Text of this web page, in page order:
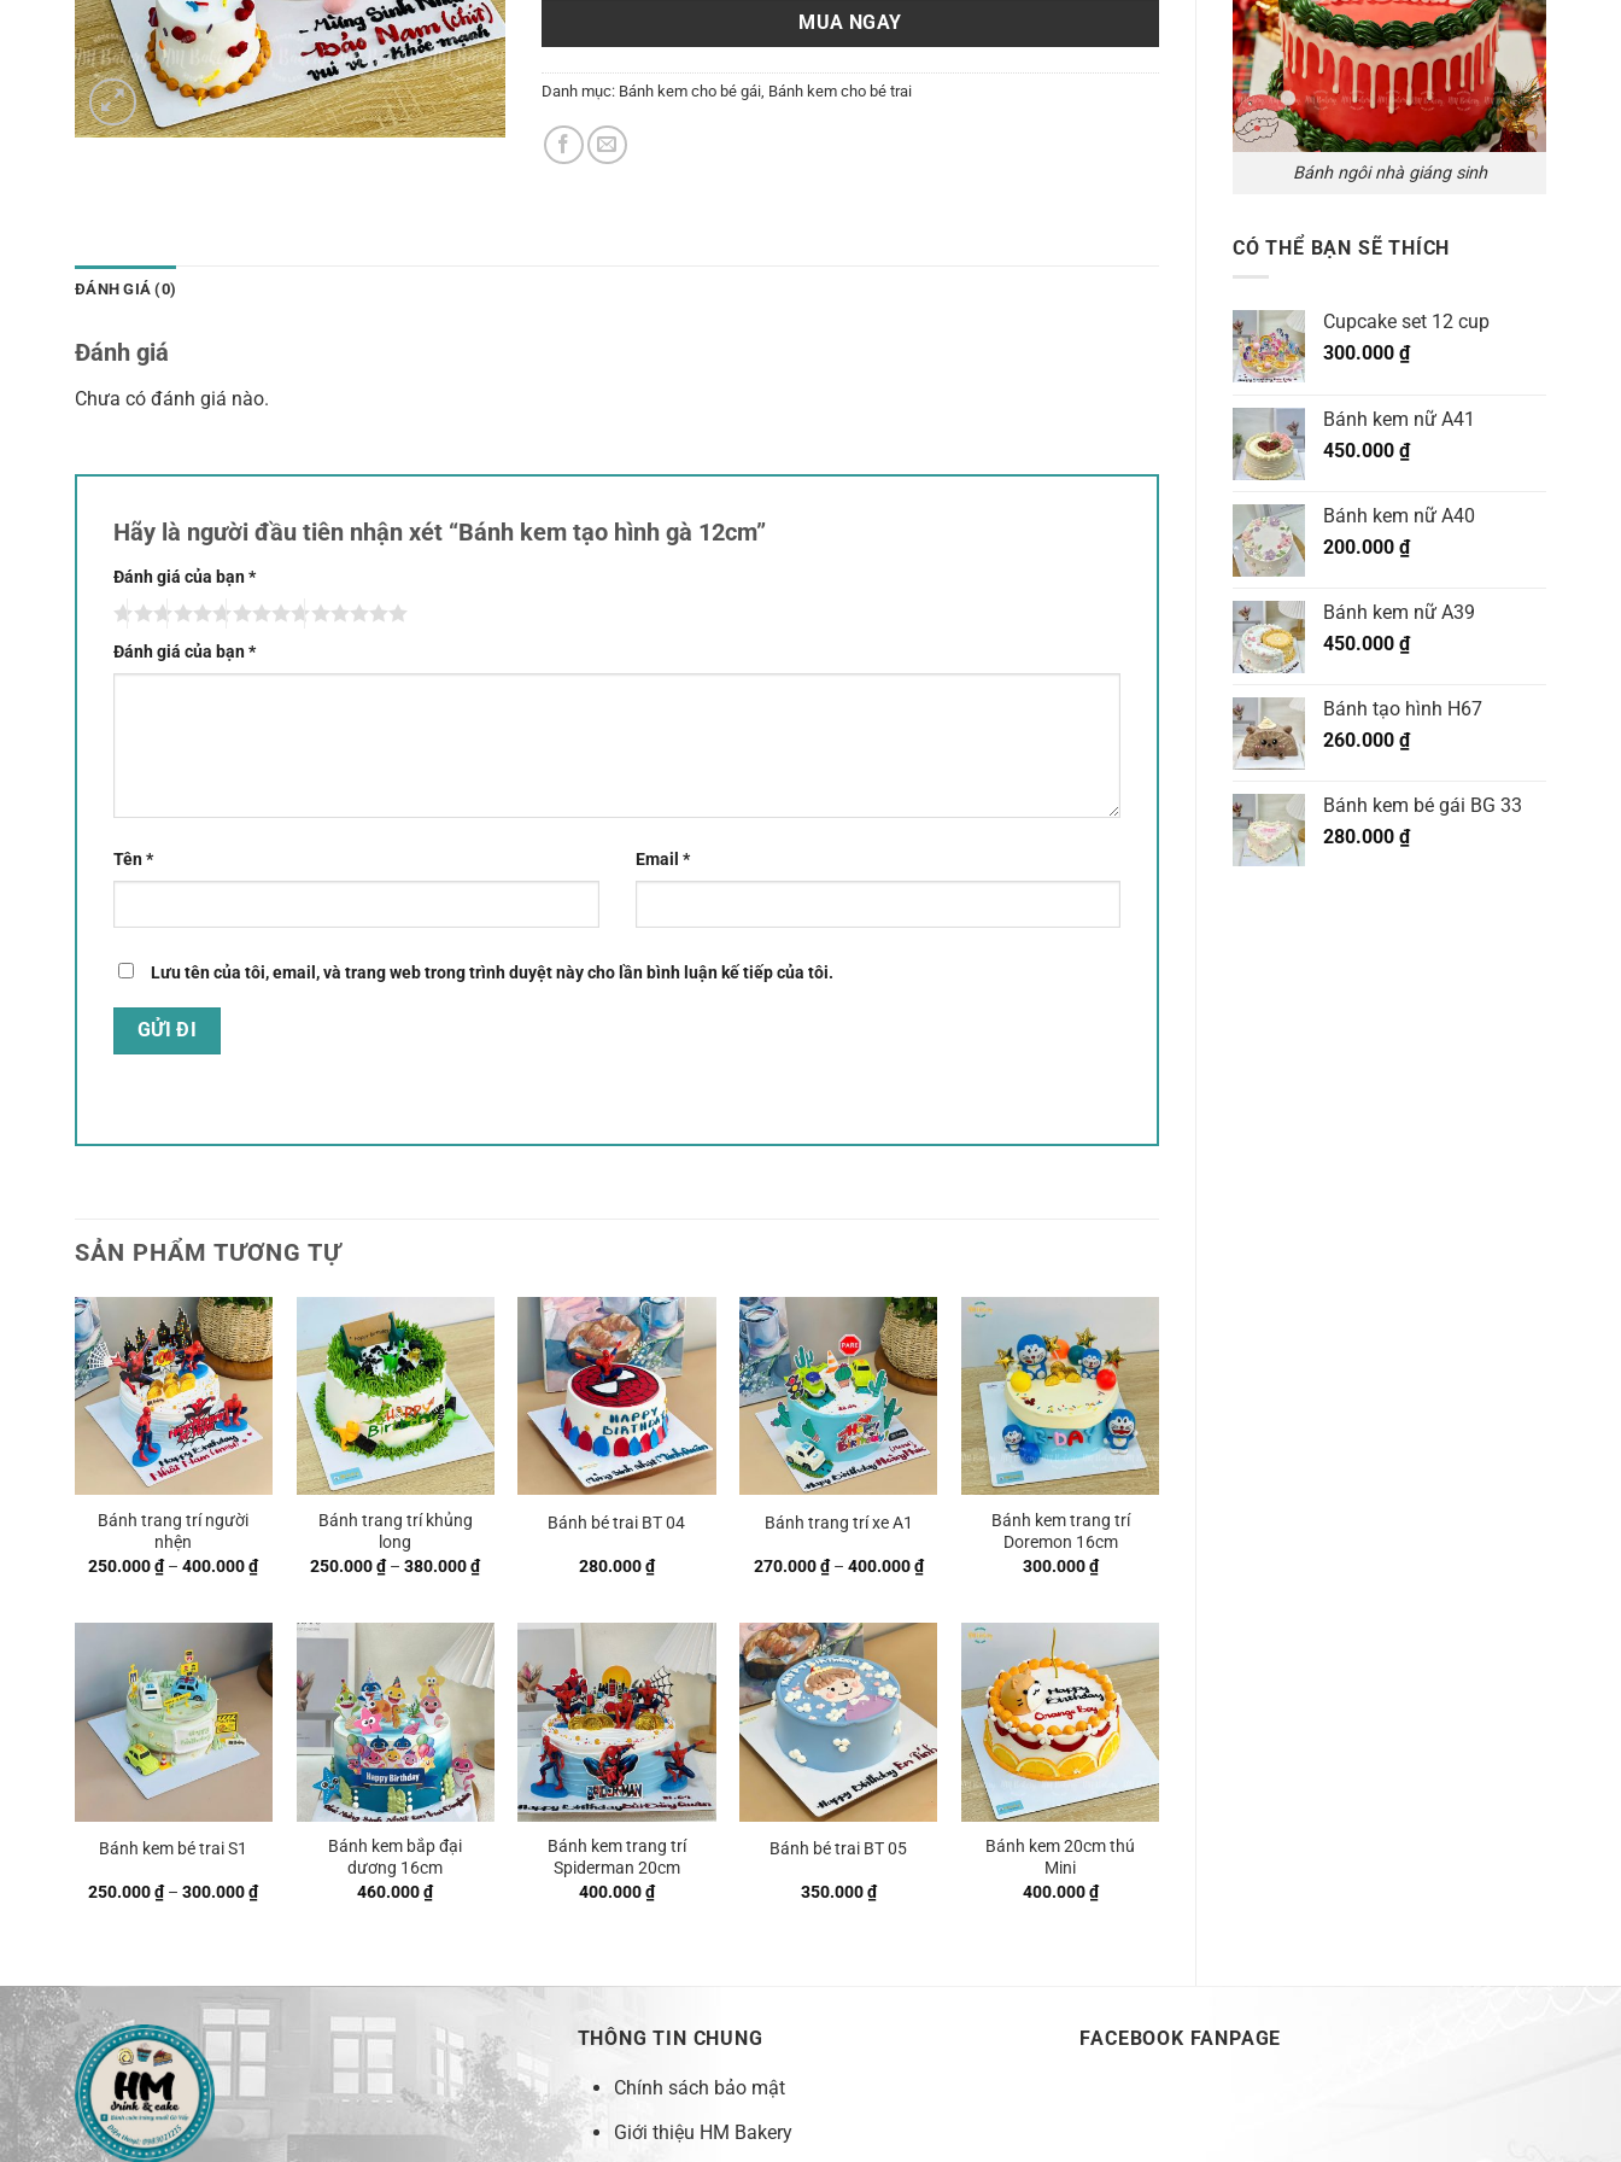
Bánh ngôi nhà giáng sinh
CÓ THỂ BẠN SẼ THÍCH
Cupcake set 12 cup
300.000 ₫
Bánh kem nữ A41
450.000 ₫
Bánh kem nữ A40
200.000 ₫
Bánh kem nữ A39
450.000 ₫
Bánh tạo hình H67
260.000 ₫
Bánh kem bé gái BG 33
280.000 ₫
MUA NGAY
Danh mục: Bánh kem cho bé gái Bánh kem cho bé trai
ĐÁNH GIÁ (0)
Đánh giá
Chưa có đánh giá nào.
Hãy là người đầu tiên nhận xét “Bánh kem tạo hình gà 12cm”
Đánh giá của bạn*
Đánh giá của bạn*
Tên* Email *
Lưu tên của tôi, email, và trang web trong trình duyệt này cho lần bình luận kế tiếp của tôi.
SẢN PHẨM TƯƠNG TỰ
Bánh trang trí người
nhện
250.000₫ – 400.000₫Khoảng
giá:
400.000 ₫
Bánh trang trí khủng
long
250.000₫ – 380.000₫Khoảng
giá:
đến
380.000 ₫
Bánh bé trai BT 04
280.000₫
Bánh trang trí xe A1
270.000₫ – 400.000₫Khoảng
giá:
400.000 ₫
Bánh kem trang trí
Doremon 16cm
300.000₫
Bánh kem bé trai S1
250.000₫ – 300.000₫Khoảng
giá:
Bánh kem bắp đại
dương 16cm
460.000₫
Bánh kem trang trí
Spiderman 20cm
400.000₫
Bánh bé trai BT 05
350.000₫
Bánh kem 20cm thú
Mini
400.000₫
THÔNG TIN CHUNG
Chính sách bảo mật
Giới thiệu HM Bakery
FACEBOOK FANPAGE